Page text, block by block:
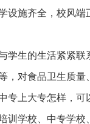
设施齐全，校风端
生的生活紧紧联
，对食品卫生质
专上大专怎样，可
训学校、中专学